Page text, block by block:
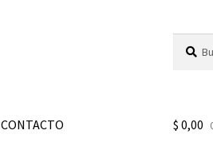
por:
CONTACTO $ 0,00